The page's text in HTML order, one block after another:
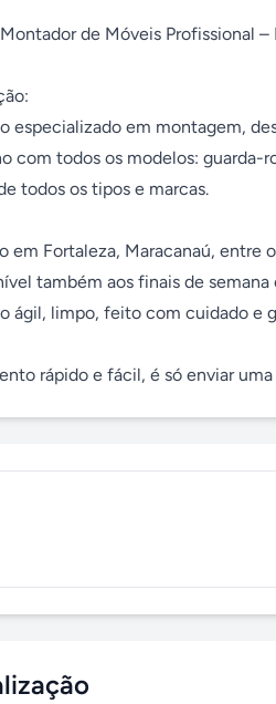
de Móveis Profissional –
com todos os modelos: guarda-
todos os tipos e marcas.
rápido e fácil, é só enviar